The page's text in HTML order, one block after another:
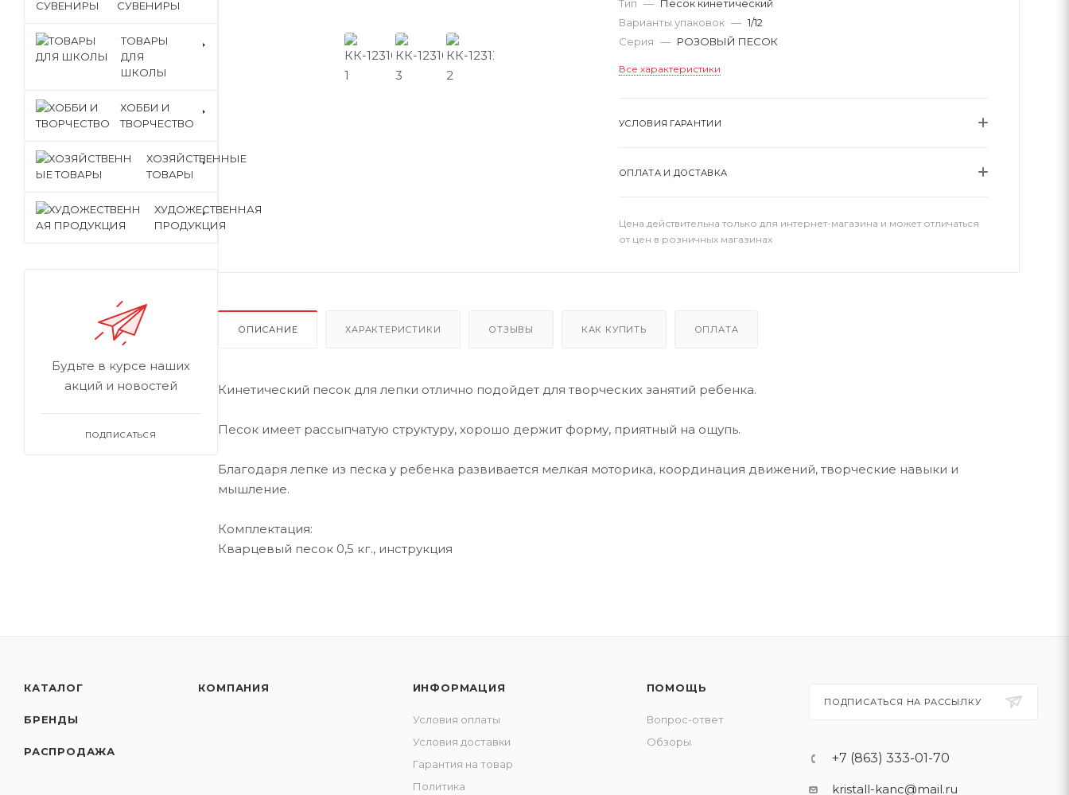
Тип — Песок кинетический
Варианты упаковок — 1/12
Серия — РОЗОВЫЙ ПЕСОК
Все характеристики
УСЛОВИЯ ГАРАНТИИ
ОПЛАТА И ДОСТАВКА
Цена действительна только для интернет-магазина и может отличаться
от цен в розничных магазинах
ОПИСАНИЕ ХАРАКТЕРИСТИКИ ОТЗЫВЫ КАК КУПИТЬ ОПЛАТА
Кинетический песок для лепки отлично подойдет для творческих занятий ребенка.
Песок имеет рассыпчатую структуру, хорошо держит форму, приятный на ощупь.
Благодаря лепке из песка у ребенка развивается мелкая моторика, координация движений, творческие навыки и
мышление.
Комплектация:
Кварцевый песок 0,5 кг., инструкция
СУВЕНИРЫ
ТОВАРЫ
ДЛЯ
ШКОЛЫ
ХОББИ И
ТВОРЧЕСТВО
ХОЗЯЙСТВЕННЫЕ
ТОВАРЫ
ХУДОЖЕСТВЕННАЯ
ПРОДУКЦИЯ
Будьте в курсе наших
акций и новостей
ПОДПИСАТЬСЯ
КАТАЛОГ
БРЕНДЫ
РАСПРОДАЖА
КОМПАНИЯ ИНФОРМАЦИЯ
Условия оплаты
Условия доставки
Гарантия на товар
Политика
ПОМОЩЬ
Вопрос-ответ
Обзоры
ПОДПИСАТЬСЯ НА РАССЫЛКУ
+7 (863) 333-01-70
kristall-kanc@mail.ru